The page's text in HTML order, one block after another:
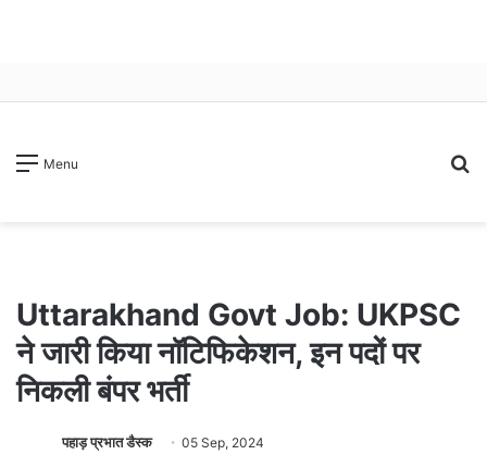
Menu
Uttarakhand Govt Job: UKPSC
ने जारी किया नॉटिफिकेशन, इन पदों पर
निकली बंपर भर्ती
पहाड़ प्रभात डैस्क 05 Sep, 2024